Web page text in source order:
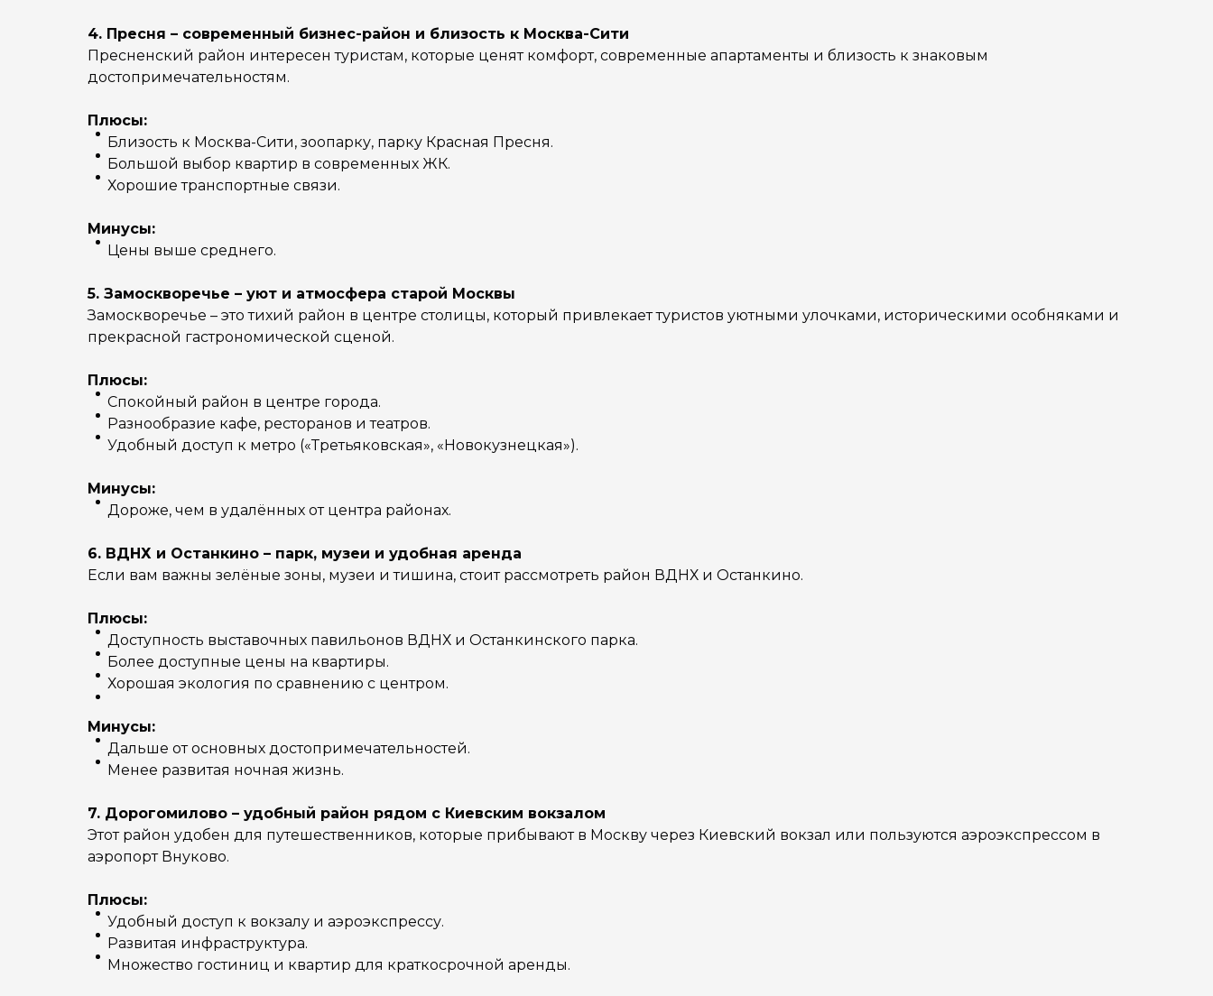
4. Пресня – современный бизнес-район и близость к Москва-Сити
Пресненский район интересен туристам, которые ценят комфорт, современные апартаменты и близость к знаковым
достопримечательностям.
Плюсы:
Близость к Москва-Сити, зоопарку, парку Красная Пресня.
Большой выбор квартир в современных ЖК.
Хорошие транспортные связи.
Минусы:
Цены выше среднего.
5. Замоскворечье – уют и атмосфера старой Москвы
Замоскворечье – это тихий район в центре столицы, который привлекает туристов уютными улочками, историческими особняками и
прекрасной гастрономической сценой.
Плюсы:
Спокойный район в центре города.
Разнообразие кафе, ресторанов и театров.
Удобный доступ к метро («Третьяковская», «Новокузнецкая»).
Минусы:
Дороже, чем в удалённых от центра районах.
6. ВДНХ и Останкино – парк, музеи и удобная аренда
Если вам важны зелёные зоны, музеи и тишина, стоит рассмотреть район ВДНХ и Останкино.
Плюсы:
Доступность выставочных павильонов ВДНХ и Останкинского парка.
Более доступные цены на квартиры.
Хорошая экология по сравнению с центром.
Минусы:
Дальше от основных достопримечательностей.
Менее развитая ночная жизнь.
7. Дорогомилово – удобный район рядом с Киевским вокзалом
Этот район удобен для путешественников, которые прибывают в Москву через Киевский вокзал или пользуются аэроэкспрессом в
аэропорт Внуково.
Плюсы:
Удобный доступ к вокзалу и аэроэкспрессу.
Развитая инфраструктура.
Множество гостиниц и квартир для краткосрочной аренды.